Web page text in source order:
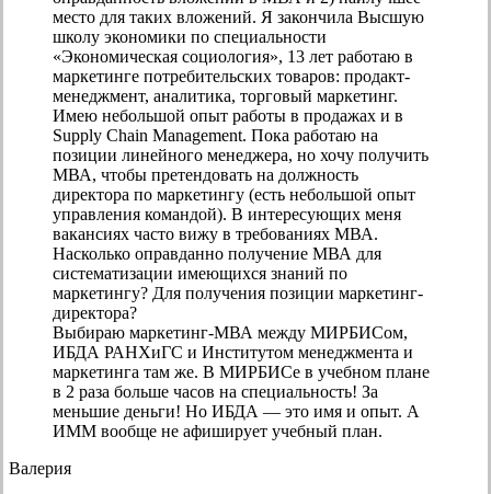
место для таких вложений. Я закончила Высшую
школу экономики по специальности
«Экономическая социология», 13 лет работаю в
маркетинге потребительских товаров: продакт-
менеджмент, аналитика, торговый маркетинг.
Имею небольшой опыт работы в продажах и в
Supply Chain Management. Пока работаю на
позиции линейного менеджера, но хочу получить
МВА, чтобы претендовать на должность
директора по маркетингу (есть небольшой опыт
управления командой). В интересующих меня
вакансиях часто вижу в требованиях МВА.
Насколько оправданно получение МВА для
систематизации имеющихся знаний по
маркетингу? Для получения позиции маркетинг-
директора?
Выбираю маркетинг-МВА между МИРБИСом,
ИБДА РАНХиГС и Институтом менеджмента и
маркетинга там же. В МИРБИСе в учебном плане
в 2 раза больше часов на специальность! За
меньшие деньги! Но ИБДА — это имя и опыт. А
ИММ вообще не афиширует учебный план.
Валерия